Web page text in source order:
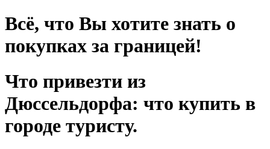
Всё, что Вы хотите знать о
покупках за границей!
Что привезти из
Дюссельдорфа: что купить в
городе туристу.